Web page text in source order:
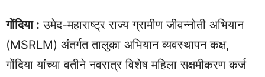
गोंदिया : उमेद-महाराष्ट्र राज्य ग्रामीण जीवन्नोती अभियान
(MSRLM) अंतर्गत तालुका अभियान व्यवस्थापन कक्ष,
गोंदिया यांच्या वतीने नवरात्र विशेष महिला सक्षमीकरण कर्ज